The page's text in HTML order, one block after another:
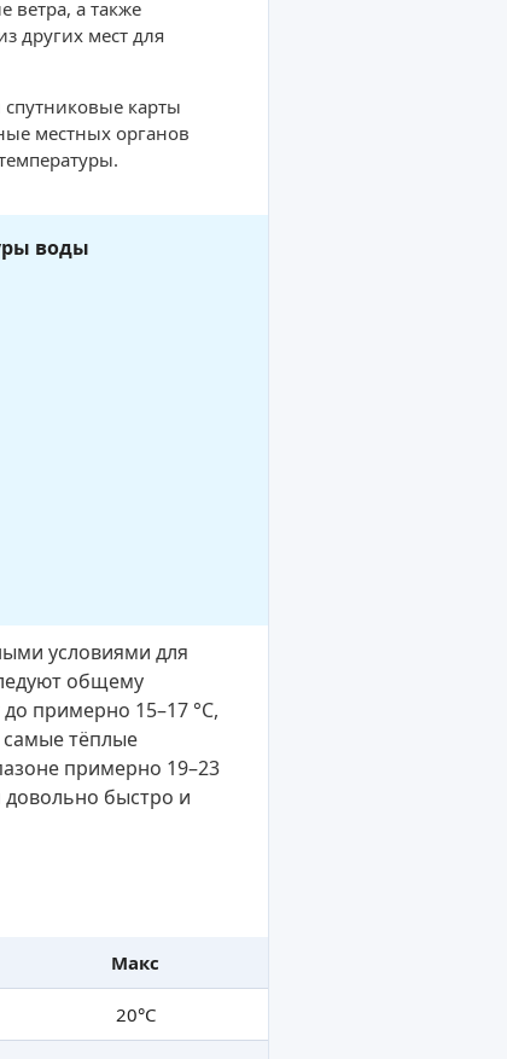
ветра, а также
других мест для
карты
местных органов
воды
условиями для
общему
примерно 15–17 °C,
самые тёплые
примерно 19–23
довольно быстро и
Макс
20°C